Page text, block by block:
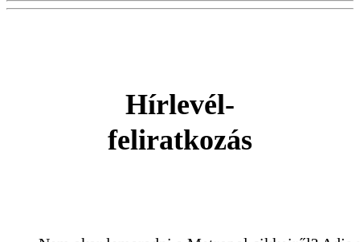
Hírlevél-
feliratkozás